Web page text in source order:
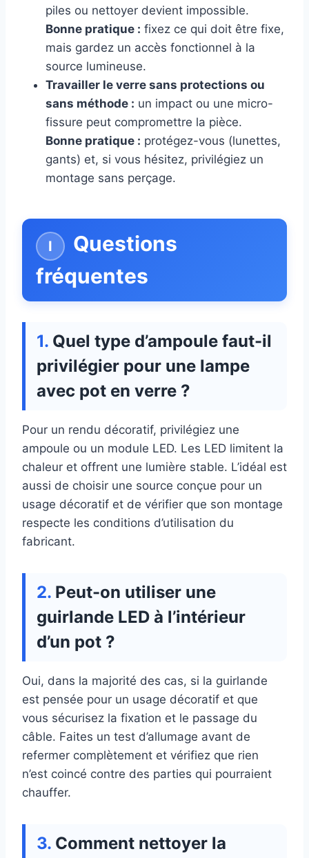
piles ou nettoyer devient impossible.
Bonne pratique : fixez ce qui doit être fixe,
mais gardez un accès fonctionnel à la
source lumineuse.
Travailler le verre sans protections ou
sans méthode : un impact ou une micro-
fissure peut compromettre la pièce.
Bonne pratique : protégez-vous (lunettes,
gants) et, si vous hésitez, privilégiez un
montage sans perçage.
Questions
fréquentes
Quel type d’ampoule faut-il
privilégier pour une lampe
avec pot en verre ?
Pour un rendu décoratif, privilégiez une
ampoule ou un module LED. Les LED limitent la
chaleur et offrent une lumière stable. L’idéal est
aussi de choisir une source conçue pour un
usage décoratif et de vérifier que son montage
respecte les conditions d’utilisation du
fabricant.
Peut-on utiliser une
guirlande LED à l’intérieur
d’un pot ?
Oui, dans la majorité des cas, si la guirlande
est pensée pour un usage décoratif et que
vous sécurisez la fixation et le passage du
câble. Faites un test d’allumage avant de
refermer complètement et vérifiez que rien
n’est coincé contre des parties qui pourraient
chauffer.
Comment nettoyer la